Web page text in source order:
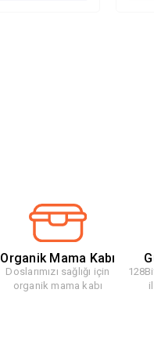
Organik Mama Kabı
Doslarımızı sağlığı için
organik mama kabı